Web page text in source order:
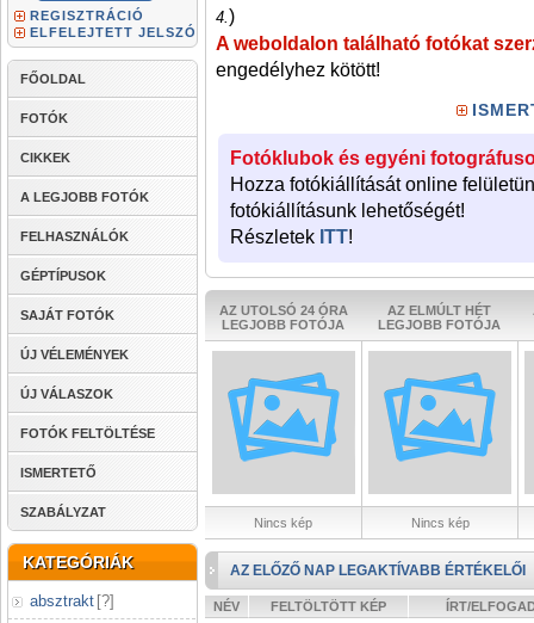
REGISZTRÁCIÓ
ELFELEJTETT JELSZÓ
FŐOLDAL
FOTÓK
CIKKEK
A LEGJOBB FOTÓK
FELHASZNÁLÓK
GÉPTÍPUSOK
SAJÁT FOTÓK
ÚJ VÉLEMÉNYEK
ÚJ VÁLASZOK
FOTÓK FELTÖLTÉSE
ISMERTETŐ
SZABÁLYZAT
KATEGÓRIÁK
absztrakt [?]
4.)
A weboldalon található fotókat
engedélyhez kötött!
Fotóklubok és egyéni
Hozza fotókiállítását online
fotókiállításunk lehetőségét!
Részletek ITT!
AZ UTOLSÓ 24 ÓRA
LEGJOBB FOTÓJA
AZ ELMÚLT HÉT
LEGJOBB FOTÓJA
Nincs kép Nincs kép
AZ ELŐZŐ NAP LEGAKTÍVABB ÉRTÉKELŐI
NÉV FELTÖLTÖTT KÉP ÍRT/